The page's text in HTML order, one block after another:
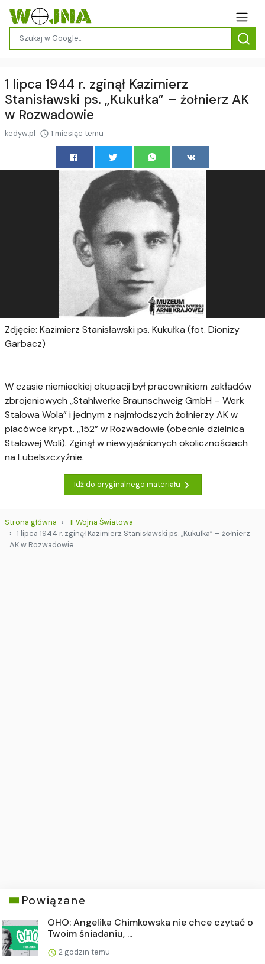
1 lipca 1944 r. zginął Kazimierz
Stanisławski ps. „Kukułka” – żołnierz AK
w Rozwadowie
kedyw.pl 1 miesiąc temu
Zdjęcie: Kazimierz Stanisławski ps. Kukułka (fot. Dionizy
Garbacz)
W czasie niemieckiej okupacji był pracownikiem zakładów
zbrojeniowych „Stahlwerke Braunschweig GmbH – Werk
Stalowa Wola” i jednym z najmłodszych żołnierzy AK w
placówce krypt. „152” w Rozwadowie (obecnie dzielnica
Stalowej Woli). Zginął w niewyjaśnionych okolicznościach
na Lubelszczyźnie.
Idź do oryginalnego materiału
Strona główna
II Wojna Światowa
1 lipca 1944 r. zginął Kazimierz Stanisławski ps. „Kukułka” – żołnierz
AK w Rozwadowie
Powiązane
OHO: Angelika Chimkowska nie chce czytać o
Twoim śniadaniu, ...
2 godzin temu